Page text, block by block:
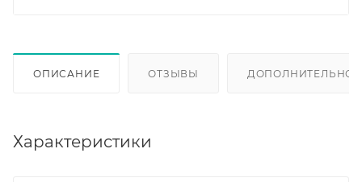
ОПИСАНИЕ ОТЗЫВЫ ДОПОЛНИТЕЛЬНО
Характеристики